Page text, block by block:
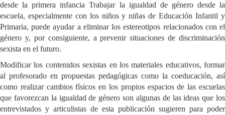
desde la primera infancia Trabajar la igualdad de género desde la
escuela, especialmente con los niños y niñas de Educación Infantil y
Primaria, puede ayudar a eliminar los estereotipos relacionados con el
género y, por consiguiente, a prevenir situaciones de discriminación
sexista en el futuro.
Modificar los contenidos sexistas en los materiales educativos, formar
al profesorado en propuestas pedagógicas como la coeducación, así
como realizar cambios físicos en los propios espacios de las escuelas
que favorezcan la igualdad de género son algunas de las ideas que los
entrevistados y articulistas de esta publicación sugieren para poder